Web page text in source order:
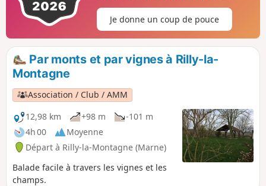
Je donne un coup de pouce
Par monts et par vignes à Rilly-la-
Montagne
Association / Club / AMM
12,98 km
+98 m
-101 m
4h 00
Moyenne
Départ à Rilly-la-Montagne (Marne)
Balade facile à travers les vignes et les
champs.